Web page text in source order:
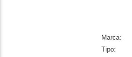
Marca:
Tipo: